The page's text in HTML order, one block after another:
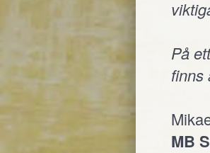
På
finns
MB